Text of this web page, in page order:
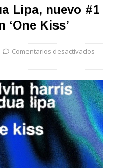
Lipa, nuevo #1
Kiss’
Comentarios desactivados